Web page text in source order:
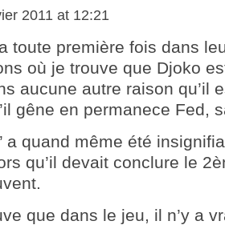
2011 at 12:21
toute première fois dans
où je trouve que Djoko
aucune autre raison qu’il
gêne en permanece Fed,
a quand même été
qu’il devait conclure le
que dans le jeu, il n’y a